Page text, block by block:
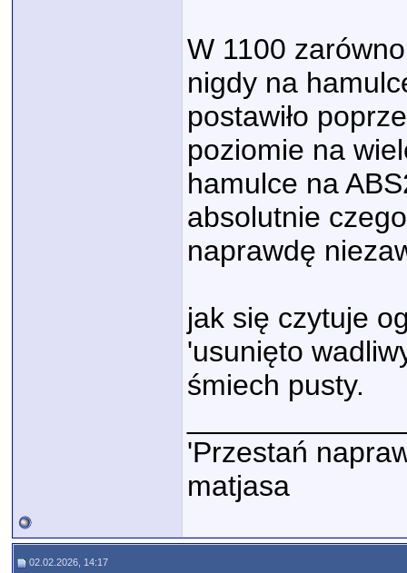
W 1100
nigdy na
postawiło
poziomie na
hamulce na
absolutnie
naprawdę
jak się czytuje
'usunięto
śmiech pusty.
'Przestań
matjasa
02.02.2026, 14:17